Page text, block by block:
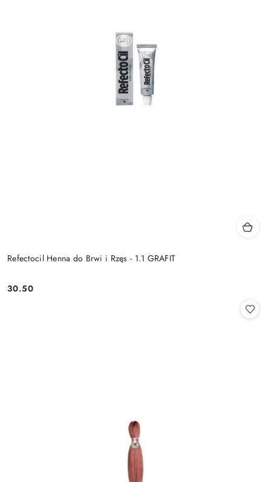
Refectocil Henna do Brwi i Rzęs - 1.1 GRAFIT
Cena:
30.50